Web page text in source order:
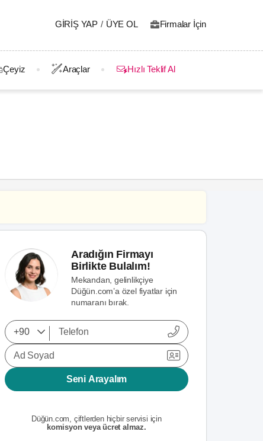
GIRIŞ YAP / ÜYE OL Firmalar İçin
Çeyiz Araçlar Hızlı Teklif Al
Aradığın Firmayı
Birlikte Bulalım!
Mekandan, gelinlikçiye
Düğün.com’a özel fiyatlar için
numaranı bırak.
Ad Soyad
Seni Arayalım
Düğün.com, çiftlerden hiçbir servisi için
komisyon veya ücret almaz.